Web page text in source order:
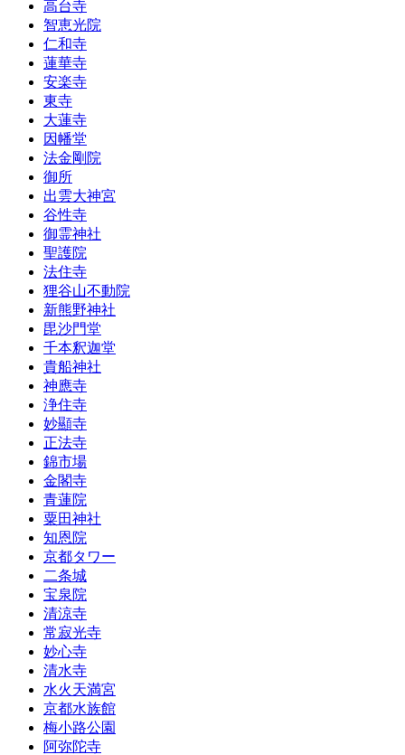
高台寺
智恵光院
仁和寺
蓮華寺
安楽寺
東寺
大蓮寺
因幡堂
法金剛院
御所
出雲大神宮
谷性寺
御霊神社
聖護院
法住寺
狸谷山不動院
新熊野神社
毘沙門堂
千本釈迦堂
貴船神社
神應寺
浄住寺
妙顯寺
正法寺
錦市場
金閣寺
青蓮院
粟田神社
知恩院
京都タワー
二条城
宝泉院
清涼寺
常寂光寺
妙心寺
清水寺
水火天満宮
京都水族館
梅小路公園
阿弥陀寺